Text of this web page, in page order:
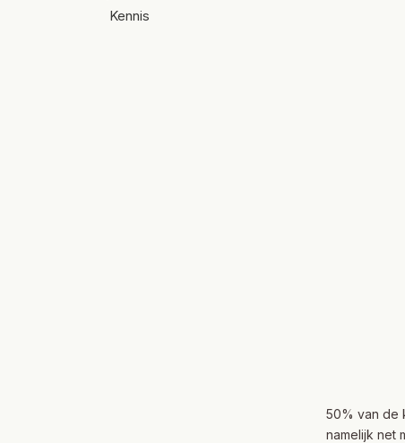
Kennis
50% van de
namelijk net